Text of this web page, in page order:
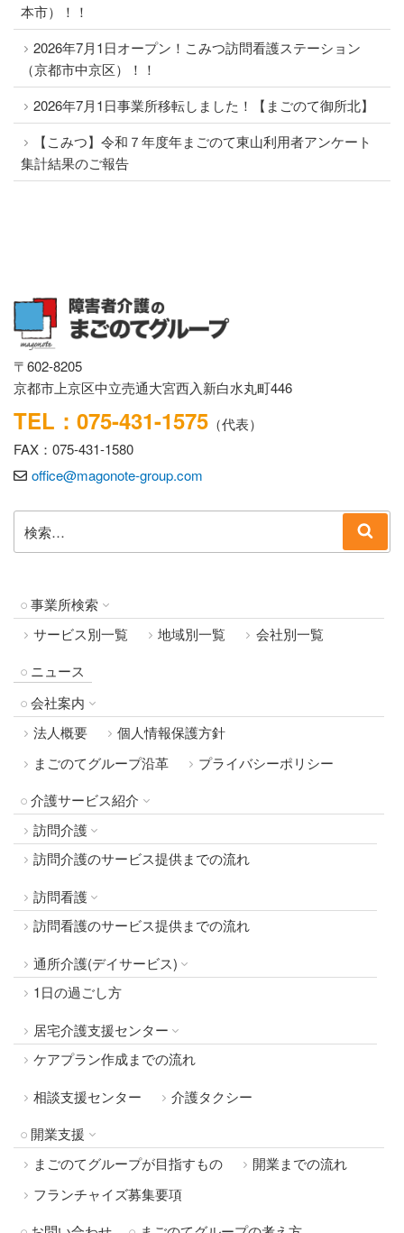
本市）！！
2026年7月1日オープン！こみつ訪問看護ステーション
（京都市中京区）！！
2026年7月1日事業所移転しました！【まごのて御所北】
【こみつ】令和７年度年まごのて東山利用者アンケート
集計結果のご報告
〒602-8205
京都市上京区中立売通大宮西入新白水丸町446
TEL：075-431-1575 （代表）
FAX：075-431-1580
office@magonote-group.com
索:
索
事業所検索
サービス別一覧
地域別一覧
会社別一覧
ニュース
会社案内
法人概要
個人情報保護方針
まごのてグループ沿革
プライバシーポリシー
介護サービス紹介
訪問介護
訪問介護のサービス提供までの流れ
訪問看護
訪問看護のサービス提供までの流れ
通所介護(デイサービス)
1日の過ごし方
居宅介護支援センター
ケアプラン作成までの流れ
相談支援センター
介護タクシー
開業支援
まごのてグループが目指すもの
開業までの流れ
フランチャイズ募集要項